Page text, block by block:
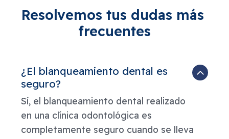
Resolvemos tus dudas más
frecuentes
¿El blanqueamiento dental es
seguro?
Sí, el blanqueamiento dental realizado
en una clínica odontológica es
completamente seguro cuando se lleva